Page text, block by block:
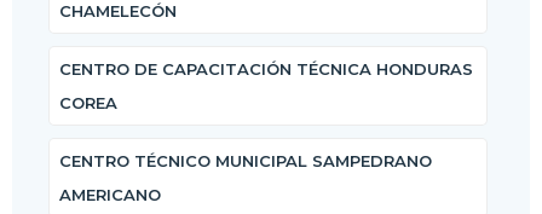
CHAMELECÓN
CENTRO DE CAPACITACIÓN TÉCNICA HONDURAS
COREA
CENTRO TÉCNICO MUNICIPAL SAMPEDRANO
AMERICANO